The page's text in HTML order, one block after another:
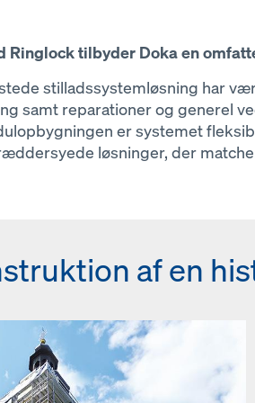
Ringlock tilbyder Doka en
stilladssystemløsning har
samt reparationer og generel
er systemet
løsninger, der
af en
af en bolig